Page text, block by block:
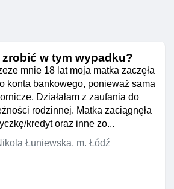
w tym wypadku?
mnie 18 lat moja matka zaczęła
konta bankowego, ponieważ sama
Działałam z zaufania do
rodzinnej. Matka zaciągnęła
kredyt oraz inne zo...
Łuniewska, m. Łódź